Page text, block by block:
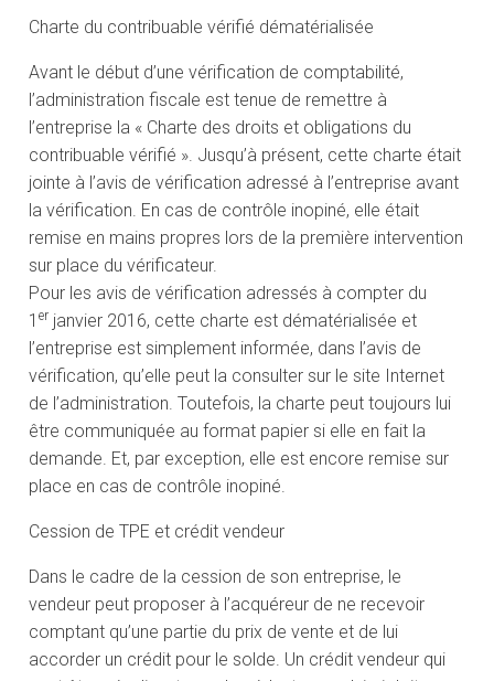
Charte du contribuable vérifié dématérialisée
Avant le début d’une vérification de comptabilité,
l’administration fiscale est tenue de remettre à
l’entreprise la « Charte des droits et obligations du
contribuable vérifié ». Jusqu’à présent, cette charte était
jointe à l’avis de vérification adressé à l’entreprise avant
la vérification. En cas de contrôle inopiné, elle était
remise en mains propres lors de la première intervention
sur place du vérificateur.
Pour les avis de vérification adressés à compter du
1er janvier 2016, cette charte est dématérialisée et
l’entreprise est simplement informée, dans l’avis de
vérification, qu’elle peut la consulter sur le site Internet
de l’administration. Toutefois, la charte peut toujours lui
être communiquée au format papier si elle en fait la
demande. Et, par exception, elle est encore remise sur
place en cas de contrôle inopiné.
Cession de TPE et crédit vendeur
Dans le cadre de la cession de son entreprise, le
vendeur peut proposer à l’acquéreur de ne recevoir
comptant qu’une partie du prix de vente et de lui
accorder un crédit pour le solde. Un crédit vendeur qui